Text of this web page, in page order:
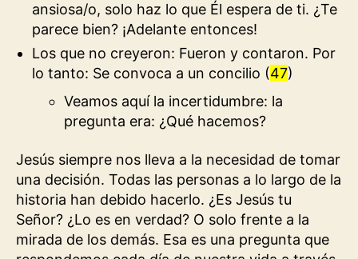
ansiosa/o, solo haz lo que Él espera de ti. ¿Te
parece bien? ¡Adelante entonces!
Los que no creyeron: Fueron y contaron. Por
lo tanto: Se convoca a un concilio (47)
Veamos aquí la incertidumbre: la
pregunta era: ¿Qué hacemos?
Jesús siempre nos lleva a la necesidad de tomar
una decisión. Todas las personas a lo largo de la
historia han debido hacerlo. ¿Es Jesús tu
Señor? ¿Lo es en verdad? O solo frente a la
mirada de los demás. Esa es una pregunta que